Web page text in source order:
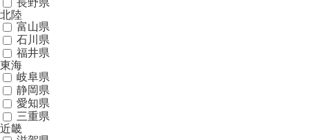
北陸
富山県
石川県
福井県
東海
岐阜県
静岡県
愛知県
三重県
近畿